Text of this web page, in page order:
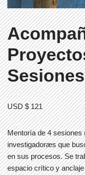
Sesiones
USD $121
Mentoría de 4 sesiones
investigadoræsque
en sus procesos. Se
espacio crítico y